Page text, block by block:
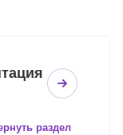
раздел